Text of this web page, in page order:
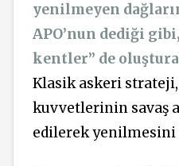
yenilmeyen
APO’nun dediği
kentler” de
Klasik askeri strateji,
kuvvetlerinin savaş
edilerek yenilmesini